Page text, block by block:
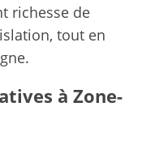
richesse de
tout en
à Zone-